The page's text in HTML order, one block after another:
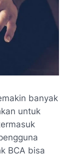
banyak
untuk
BCA bisa